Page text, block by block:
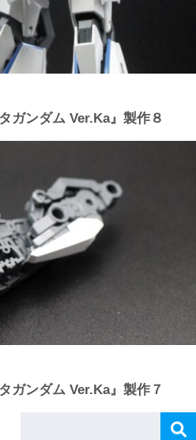
ガンダム Ver.Ka』製作８
ガンダム Ver.Ka』製作７